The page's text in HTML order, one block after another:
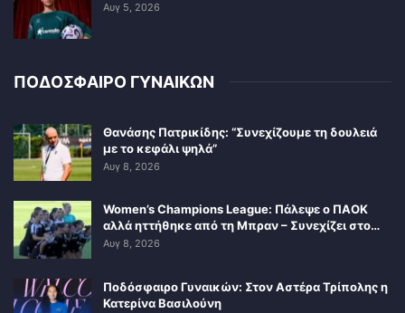
Αυγ 5, 2026
ΠΟΔΟΣΦΑΙΡΟ ΓΥΝΑΙΚΩΝ
Θανάσης Πατρικίδης: “Συνεχίζουμε τη δουλειά
με το κεφάλι ψηλά”
Αυγ 8, 2026
Women’s Champions League: Πάλεψε ο ΠΑΟΚ
αλλά ηττήθηκε από τη Μπραν – Συνεχίζει στο…
Αυγ 8, 2026
Ποδόσφαιρο Γυναικών: Στον Αστέρα Τρίπολης η
Κατερίνα Βασιλούνη